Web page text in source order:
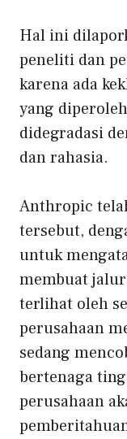
Hal ini
peneliti dan
karena ada
yang
didegradasi
dan rahasia.
Anthropic
tersebut,
untuk
membuat
terlihat oleh
perusahaan
sedang
bertenaga
perusahaan